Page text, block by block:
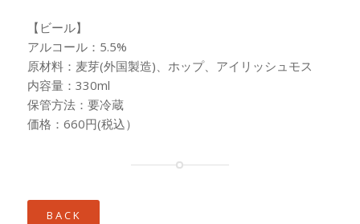
【ビール】
アルコール：5.5%
原材料：麦芽(外国製造)、ホップ、アイリッシュモス
内容量：330ml
保管方法：要冷蔵
価格：660円(税込）
B A C K